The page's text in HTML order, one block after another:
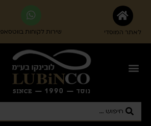
לאתר המוסדי שירות לקוחות בווטסאפ